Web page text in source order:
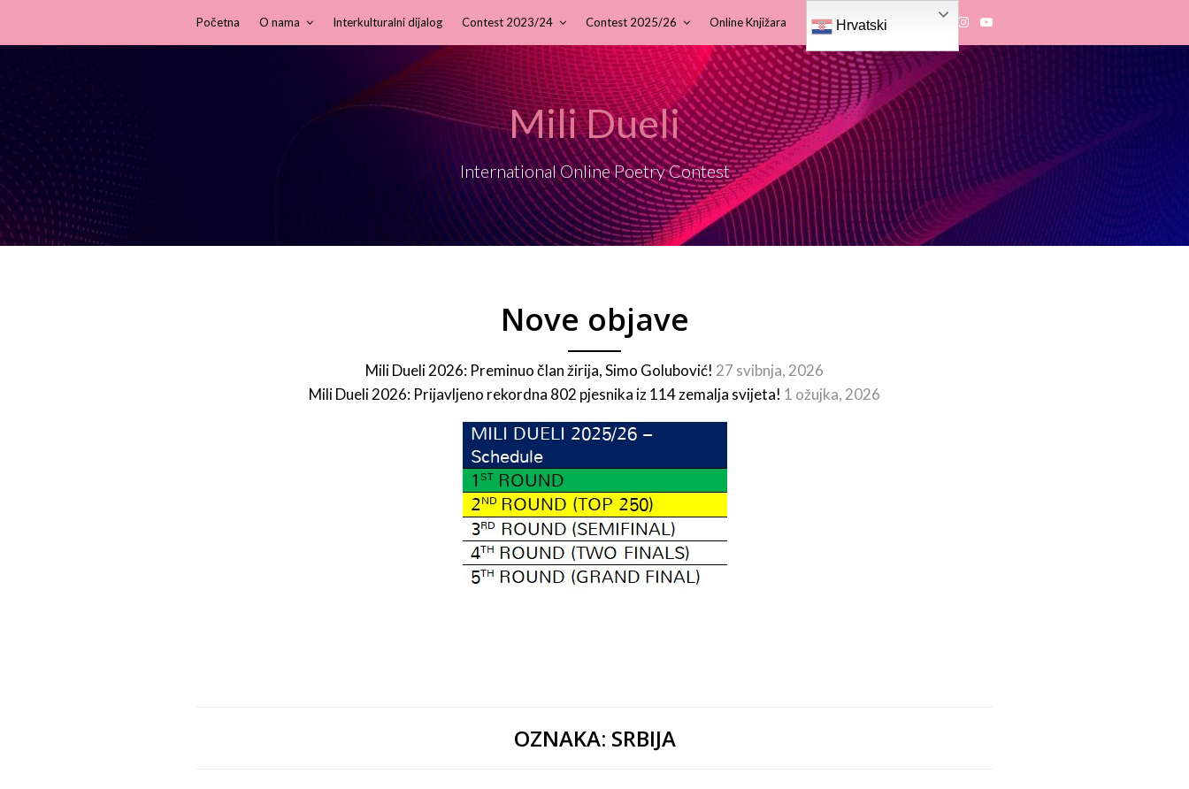
Početna O nama Interkulturalni dijalog Contest 2023/24 Contest 2025/26 Online Knjižara Hrvatski
Mili Dueli
International Online Poetry Contest
Nove objave
Mili Dueli 2026: Preminuo član žirija, Simo Golubović! 27 svibnja, 2026
Mili Dueli 2026: Prijavljeno rekordna 802 pjesnika iz 114 zemalja svijeta! 1 ožujka, 2026
OZNAKA: SRBIJA